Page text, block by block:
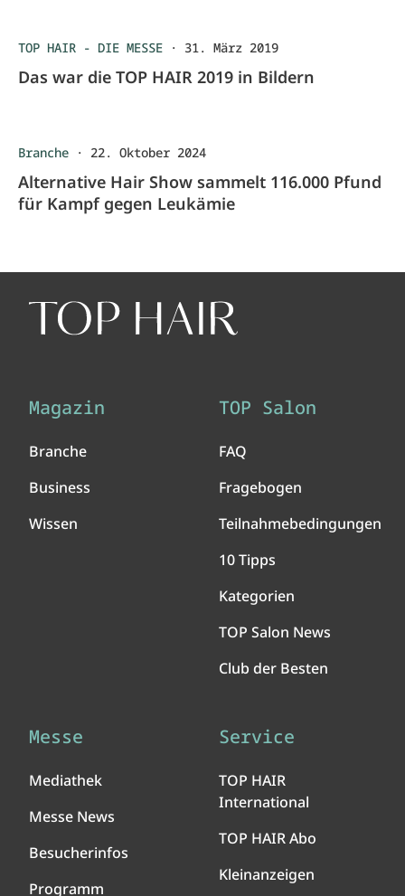
TOP HAIR - DIE MESSE · 31. März 2019
Das war die TOP HAIR 2019 in Bildern
Branche · 22. Oktober 2024
Alternative Hair Show sammelt 116.000 Pfund
für Kampf gegen Leukämie
Magazin
Branche
Business
Wissen
TOP Salon
FAQ
Fragebogen
Teilnahmebedingungen
10 Tipps
Kategorien
TOP Salon News
Club der Besten
Messe
Mediathek
Messe News
Besucherinfos
Programm
Service
TOP HAIR
International
TOP HAIR Abo
Kleinanzeigen